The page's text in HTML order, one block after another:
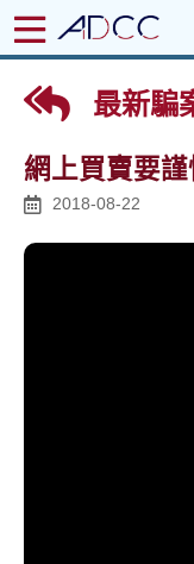
最新騙
網上買賣要
2018-08-22